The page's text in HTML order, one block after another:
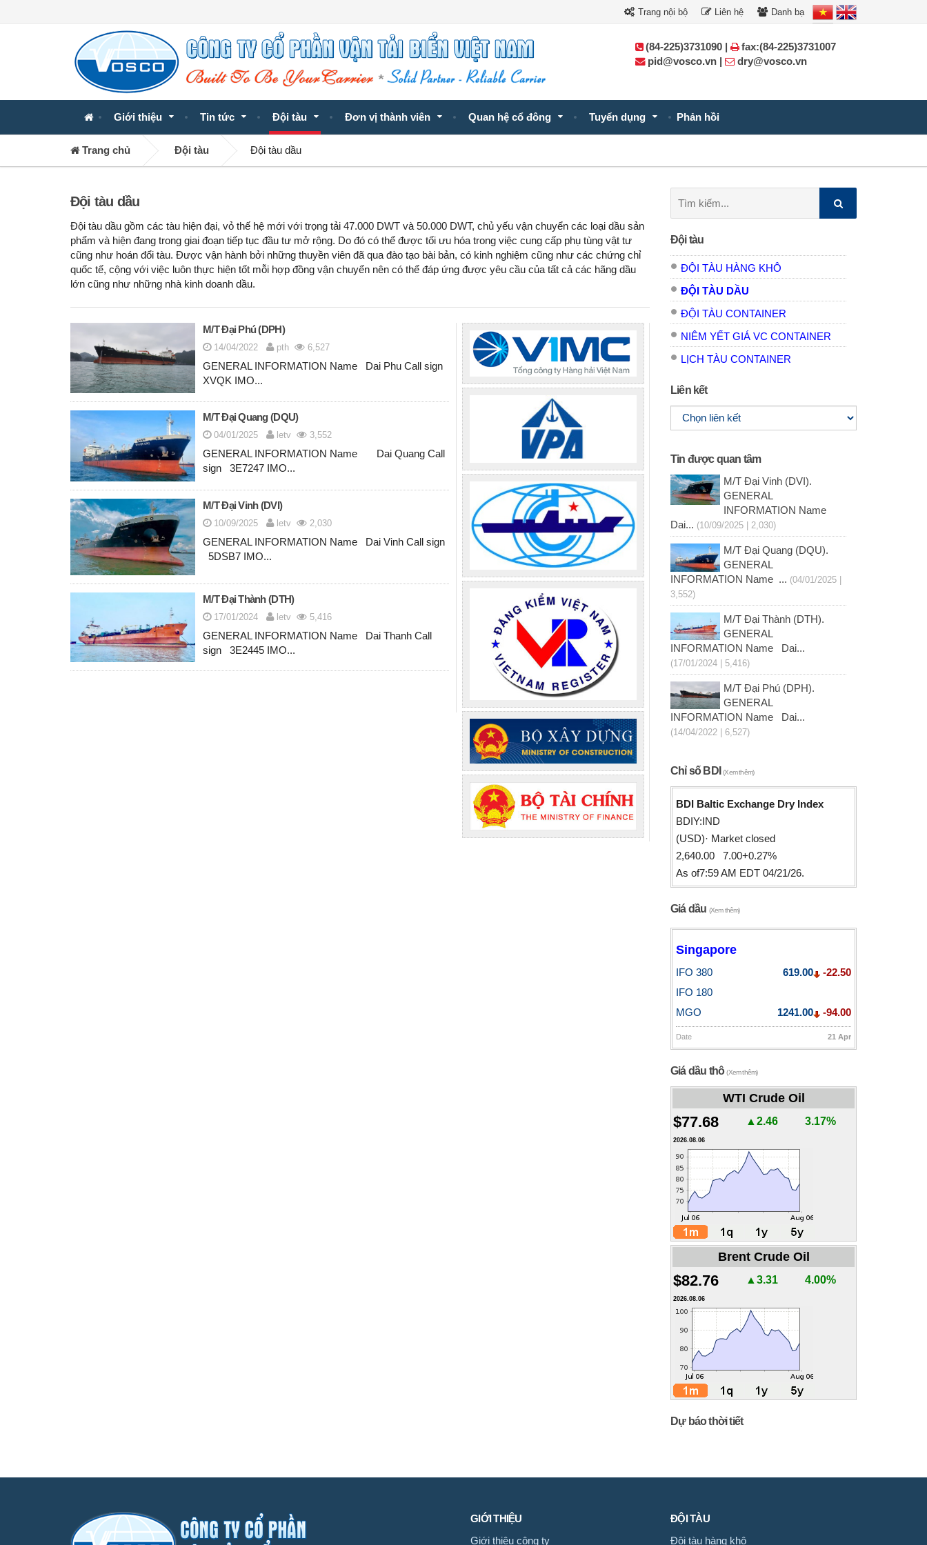
Trang nội bộ Liên hệ Danh bạ
Giới thiệu Tin tức Đội tàu Đơn vị thành viên Quan hệ cổ đông Tuyển dụng Phản hồi
(84-225)3731090 |
fax:(84-225)3731007
pid@vosco.vn |
dry@vosco.vn
Trang chủ Đội tàu Đội tàu dầu
Đội tàu dầu
Đội tàu dầu gồm các tàu hiện đại, vỏ thế hệ mới với trọng tải 47.000 DWT và 50.000 DWT, chủ yếu vận chuyển các loại dầu sản
phẩm và hiện đang trong giai đoạn tiếp tục đầu tư mở rộng. Do đó có thể được tối ưu hóa trong việc cung cấp phụ tùng vật tư
cũng như hoán đổi tàu. Được vận hành bởi những thuyền viên đã qua đào tạo bài bản, có kinh nghiệm cũng như các chứng chỉ
quốc tế, cộng với việc luôn thực hiện tốt mỗi hợp đồng vận chuyển nên có thể đáp ứng được yêu cầu của tất cả các hãng dầu
lớn cũng như những nhà kinh doanh dầu.
M/T Đại Phú (DPH)
14/04/2022 pth 6,527
GENERAL INFORMATION Name Dai Phu Call sign
XVQK IMO...
M/T Đại Quang (DQU)
04/01/2025 letv 3,552
GENERAL INFORMATION Name Dai Quang Call
sign 3E7247 IMO...
M/T Đại Vinh (DVI)
10/09/2025 letv 2,030
GENERAL INFORMATION Name Dai Vinh Call sign
5DSB7 IMO...
M/T Đại Thành (DTH)
17/01/2024 letv 5,416
GENERAL INFORMATION Name Dai Thanh Call
sign 3E2445 IMO...
kiếm:
Đội tàu
ĐỘI TÀU HÀNG KHÔ
ĐỘI TÀU DẦU
ĐỘI TÀU CONTAINER
NIÊM YẾT GIÁ VC CONTAINER
LỊCH TÀU CONTAINER
Liên kết
Tin được quan tâm
M/T Đại Vinh (DVI).
GENERAL
INFORMATION Name
Dai... (10/09/2025 | 2,030)
M/T Đại Quang (DQU).
GENERAL
INFORMATION Name ... (04/01/2025 |
3,552)
M/T Đại Thành (DTH).
GENERAL
INFORMATION Name Dai...
(17/01/2024 | 5,416)
M/T Đại Phú (DPH).
GENERAL
INFORMATION Name Dai...
(14/04/2022 | 6,527)
Chỉ số BDI(Xem thêm)
BDI Baltic Exchange Dry Index
BDIY:IND
(USD)· Market closed
2,640.00 7.00+0.27%
As of7:59 AM EDT 04/21/26.
Giá dầu (Xem thêm)
Singapore
IFO 380 619.00
-22.50
IFO 180
MGO
1241.00 -94.00
Date 21 Apr
Giá dầu thô(Xem thêm)
WTI Crude Oil
$77.68 ▲2.46 3.17%
2026.08.06
Brent Crude Oil
$82.76 ▲3.31 4.00%
2026.08.06
Dự báo thời tiết
GIỚI THIỆU
Giới thiệu công ty
ĐỘI TÀU
Đội tàu hàng khô